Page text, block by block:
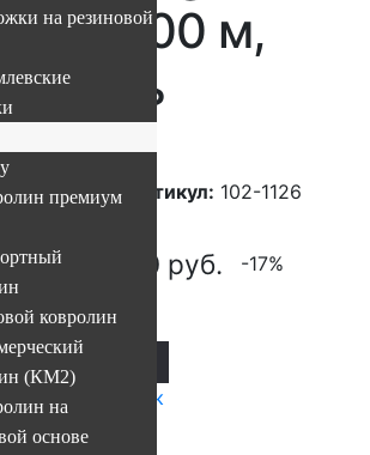
м,
шерсть
2x3 м Артикул: 102-1126
66 000 руб. -17%
Купить в 1 клик
на резиновой
премиум
ковролин
(КМ2)
на
основе